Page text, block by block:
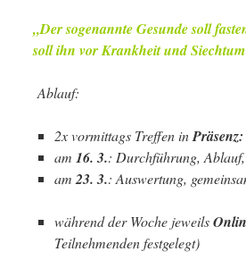
„Der sogenannte Gesunde soll
soll ihn vor Krankheit und
Ablauf:
2x vormittags Treffen inPräsenz:
am 16. 3.: Durchführung,
am 23. 3.: Auswertung,
während der Woche jeweils
Teilnehmenden festgelegt)